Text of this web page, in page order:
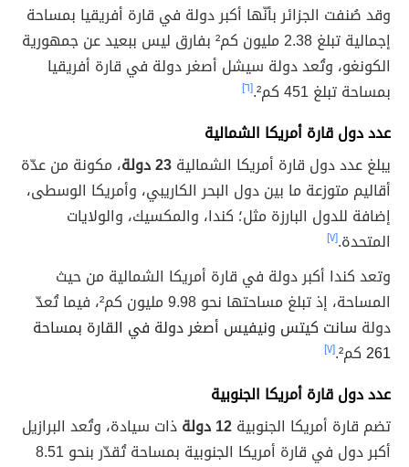
وقد صُنفت الجزائر بأنّها أكبر دولة في قارة أفريقيا بمساحة
إجمالية تبلغ 2.38 مليون كم² بفارق ليس ببعيد عن جمهورية
الكونغو، وتُعد دولة سيشل أصغر دولة في قارة أفريقيا
بمساحة تبلغ 451 كم².
[٦]
عدد دول قارة أمريكا الشمالية
يبلغ عدد دول قارة أمريكا الشمالية23 دولة
، مكونة من عدّة
أقاليم متوزعة ما بين دول البحر الكاريبي، وأمريكا الوسطى،
إضافة للدول البارزة مثل؛ كندا، والمكسيك، والولايات
المتحدة.[٧]
وتعد كندا أكبر دولة في قارة أمريكا الشمالية من حيث
المساحة، إذ تبلغ مساحتها نحو 9.98 مليون كم²، فيما تُعدّ
دولة سانت كيتس ونيفيس أصغر دولة في القارة بمساحة
261كم². [٧]
عدد دول قارة أمريكا الجنوبية
تضم قارة أمريكا الجنوبية12 دولة
ذات سيادة، وتُعد البرازيل
أكبر دول في قارة أمريكا الجنوبية بمساحة تُقدّر بنحو 8.51